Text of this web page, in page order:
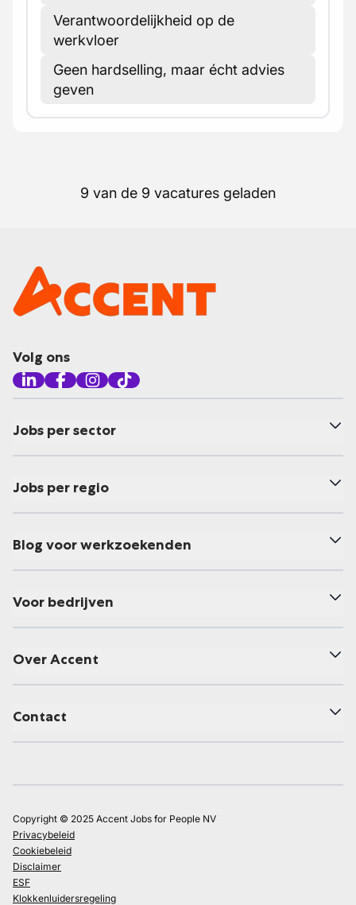
Verantwoordelijkheid op de
werkvloer
Geen hardselling, maar écht advies
geven
9 van de 9 vacatures geladen
Volg ons
Jobs per sector
Jobs per regio
Blog voor werkzoekenden
Voor bedrijven
Over Accent
Contact
Copyright © 2025 Accent Jobs for People NV
Privacybeleid
Cookiebeleid
Disclaimer
ESF
Klokkenluidersregeling